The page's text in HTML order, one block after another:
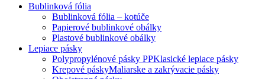
Bublinková fólia
Bublinková fólia – kotúče
Papierové bublinkové obálky
Plastové bublinkové obálky
Lepiace pásky
Polypropylénové pásky PPKlasické lepiace pásky
Krepové páskyMaliarske a zakrývacie pásky